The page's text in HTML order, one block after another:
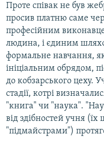
Проте співак не був
просив платню саме
професійним
людина, і єдиним
формальне навчання,
ініціальним обрядом,
до кобзарського цеху.
стадії, котрі
"книга" чи "наука".
від здібностей учня
"підмайстрами")